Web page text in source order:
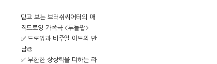
믿고 보는 브러쉬씨어터의 매
직드로잉 가족극 <두들팝>
✅ 드로잉과 비주얼 아트의 만
남🎨
✅ 무한한 상상력을 더하는 라